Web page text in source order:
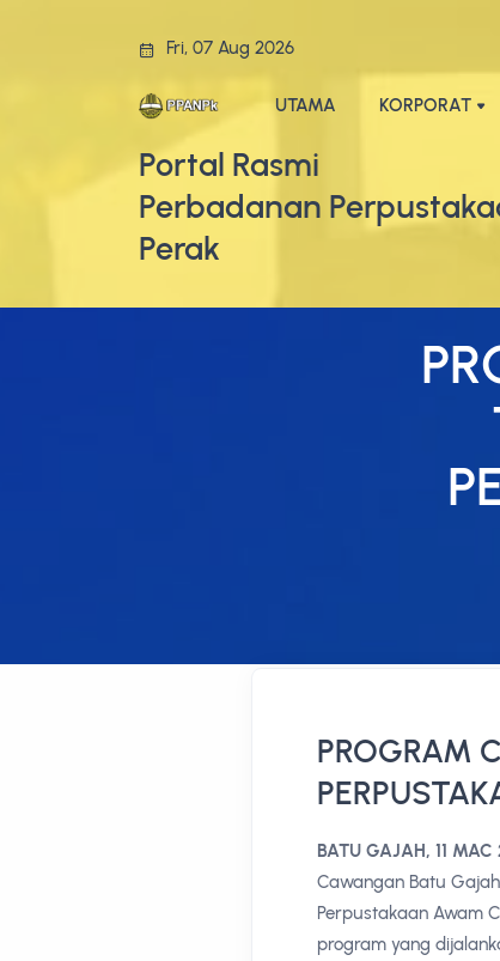
Fri, 07 Aug 2026
UTAMA KORPORAT
Portal Rasmi
Perbadanan
Perak
PROGRAM
BATU GAJAH, 11
Cawangan Batu
Perpustakaan Awam
program yang